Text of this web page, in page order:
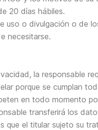
20 días hábiles.
uso o divulgación o de
necesitarse.
la responsable
porque se cumplan
en todo momento
transferirá los
el titular sujeto su